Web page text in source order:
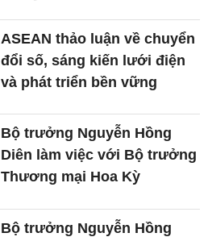
ASEAN thảo luận về chuyển
đổi số, sáng kiến lưới điện
và phát triển bền vững
Bộ trưởng Nguyễn Hồng
Diên làm việc với Bộ trưởng
Thương mại Hoa Kỳ
Bộ trưởng Nguyễn Hồng